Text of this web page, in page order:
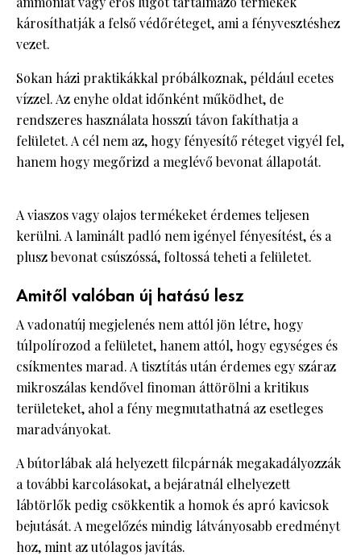
károsíthatják a felső védőréteget, ami a fényvesztéshez
vezet.
Sokan házi praktikákkal próbálkoznak, például ecetes
vízzel. Az enyhe oldat időnként működhet, de
rendszeres használata hosszú távon fakíthatja a
felületet. A cél nem az, hogy fényesítő réteget vigyél fel,
hanem hogy megőrizd a meglévő bevonat állapotát.
A viaszos vagy olajos termékeket érdemes teljesen
kerülni. A laminált padló nem igényel fényesítést, és a
plusz bevonat csúszóssá, foltossá teheti a felületet.
Amitől valóban új hatású lesz
A vadonatúj megjelenés nem attól jön létre, hogy
túlpolírozod a felületet, hanem attól, hogy egységes és
csíkmentes marad. A tisztítás után érdemes egy száraz
mikroszálas kendővel finoman áttörölni a kritikus
területeket, ahol a fény megmutathatná az esetleges
maradványokat.
A bútorlábak alá helyezett filcpárnák megakadályozzák
a további karcolásokat, a bejáratnál elhelyezett
lábtörlők pedig csökkentik a homok és apró kavicsok
bejutását. A megelőzés mindig látványosabb eredményt
hoz, mint az utólagos javítás.